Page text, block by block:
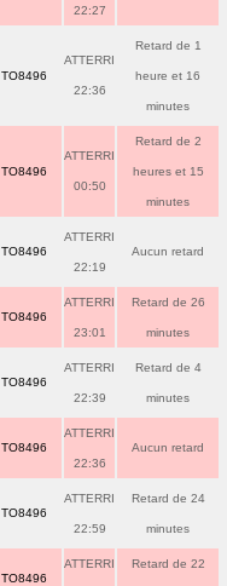
22:27
TO8496
ATTERRI
22:36
Retard de 1
heure et 16
minutes
TO8496
ATTERRI
00:50
Retard de 2
heures et 15
minutes
TO8496
ATTERRI
22:19
Aucun retard
TO8496
ATTERRI
23:01
Retard de 26
minutes
TO8496
ATTERRI
22:39
Retard de 4
minutes
TO8496
ATTERRI
22:36
Aucun retard
TO8496
ATTERRI
22:59
Retard de 24
minutes
TO8496
ATTERRI Retard de 22